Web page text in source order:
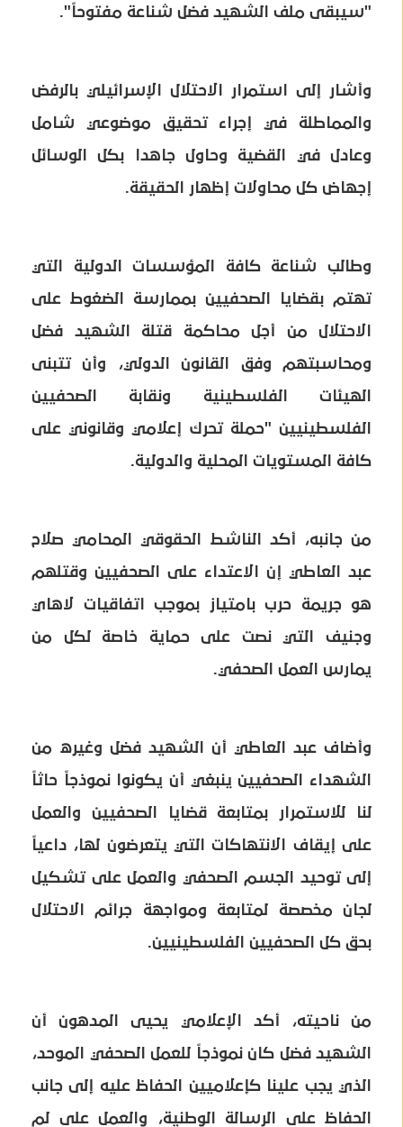
"سيبقى ملف الشهيد فضل شناعة مفتوحاً".
وأشار إلى استمرار الاحتلال الإسرائيلي بالرفض
والمماطلة في إجراء تحقيق موضوعي شامل
وعادل في القضية وحاول جاهدا بكل الوسائل
إجهاض كل محاولات إظهار الحقيقة.
وطالب شناعة كافة المؤسسات الدولية التي
تهتم بقضايا الصحفيين بممارسة الضغوط على
الاحتلال من أجل محاكمة قتلة الشهيد فضل
ومحاسبتهم وفق القانون الدولي، وأن تتبنى
الهيئات الفلسطينية ونقابة الصحفيين
الفلسطينيين "حملة تحرك إعلامي وقانوني على
كافة المستويات المحلية والدولية.
من جانبه، أكد الناشط الحقوقي المحامي صلاح
عبد العاطي إن الاعتداء على الصحفيين وقتلهم
هو جريمة حرب بامتياز بموجب اتفاقيات لاهاي
وجنيف التي نصت على حماية خاصة لكل من
يمارس العمل الصحفي.
وأضاف عبد العاطي أن الشهيد فضل وغيره من
الشهداء الصحفيين ينبغي أن يكونوا نموذجاً حاثاً
لنا للاستمرار بمتابعة قضايا الصحفيين والعمل
على إيقاف الانتهاكات التي يتعرضون لها، داعياً
إلى توحيد الجسم الصحفي والعمل على تشكيل
لجان مخصصة لمتابعة ومواجهة جرائم الاحتلال
بحق كل الصحفيين الفلسطينيين.
من ناحيته، أكد الإعلامي يحيى المدهون أن
الشهيد فضل كان نموذجاً للعمل الصحفي الموحد،
الذي يجب علينا كإعلاميين الحفاظ عليه إلى جانب
الحفاظ على الرسالة الوطنية، والعمل على لم